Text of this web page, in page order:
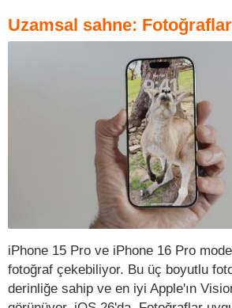
Uzamsal sahne:
iPhone 15 Pro ve iPhone 16 Pro
fotoğraf çekebiliyor. Bu üç boyutlu
derinliğe sahip ve en iyi Apple'ın